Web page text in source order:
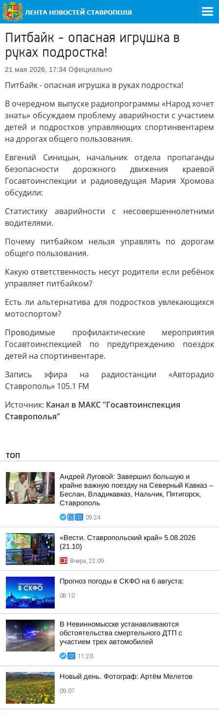
Питбайк - опасная игрушка в
руках подростка!
21 мая 2026, 17:34 Официально
Питбайк - опасная игрушка в руках подростка!
В очередном выпуске радиопрограммы «Народ хочет
знать» обсуждаем проблему аварийности с участием
детей и подростков управляющих спортинвентарем
на дорогах общего пользования.
Евгений Синицын, начальник отдела пропаганды
безопасности дорожного движения краевой
Госавтоинспекции и радиоведущая Мария Хромова
обсудили:
Статистику аварийности с несовершеннолетними
водителями.
Почему питбайком нельзя управлять по дорогам
общего пользования.
Какую ответственность несут родители если ребёнок
управляет питбайком?
Есть ли альтернатива для подростков увлекающихся
мотоспортом?
Проводимые профилактические мероприятия
Госавтоинспекцией по предупреждению поездок
детей на спортинвентаре.
Запись эфира на радиостанции «Авторадио
Ставрополь» 105.1 FM
Источник: Канал в МАКС "Госавтоинспекция
Ставрополья"
ТОП
Андрей Луговой: Завершил большую и
крайне важную поездку на Северный Кавказ –
Беслан, Владикавказ, Нальчик, Пятигорск,
Ставрополь
09:24
«Вести. Ставропольский край» 5.08.2026
(21.10)
Вчера, 22:09
Прогноз погоды в СКФО на 6 августа:
08:10
В Невинномысске устанавливаются
обстоятельства смертельного ДТП с
участием трех автомобилей
11:20
Новый день. Фотограф: Артём Мелетов
09:07